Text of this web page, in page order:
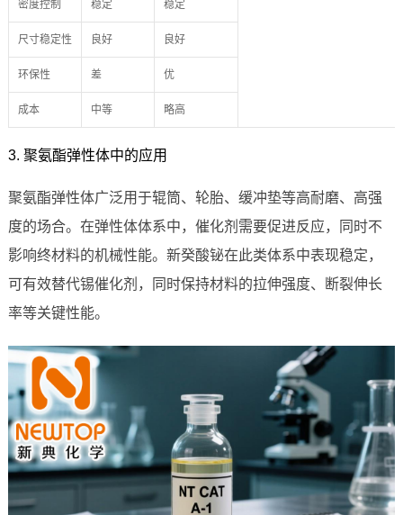
密度控制 稳定 稳定
尺寸稳定性 良好 良好
环保性 差 优
成本 中等 略高
3. 聚氨酯弹性体中的应用
聚氨酯弹性体广泛用于辊筒、轮胎、缓冲垫等高耐磨、高强
度的场合。在弹性体体系中，催化剂需要促进反应，同时不
影响终材料的机械性能。新癸酸铋在此类体系中表现稳定，
可有效替代锡催化剂，同时保持材料的拉伸强度、断裂伸长
率等关键性能。